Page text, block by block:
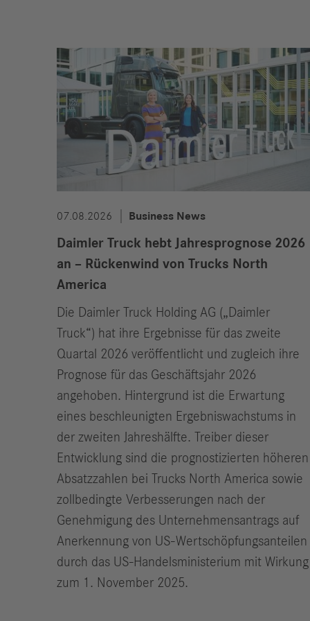
07.08.2026 Business News
Daimler Truck hebt Jahresprognose 2026
an – Rückenwind von Trucks North
America
Die Daimler Truck Holding AG („Daimler
Truck“) hat ihre Ergebnisse für das zweite
Quartal 2026 veröffentlicht und zugleich ihre
Prognose für das Geschäftsjahr 2026
angehoben. Hintergrund ist die Erwartung
eines beschleunigten Ergebniswachstums in
der zweiten Jahreshälfte. Treiber dieser
Entwicklung sind die prognostizierten höheren
Absatzzahlen bei Trucks North America sowie
zollbedingte Verbesserungen nach der
Genehmigung des Unternehmensantrags auf
Anerkennung von US-Wertschöpfungsanteilen
durch das US-Handelsministerium mit Wirkung
zum 1. November 2025.